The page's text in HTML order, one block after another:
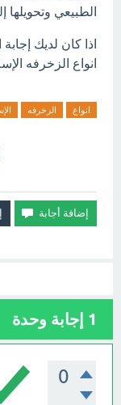
الطبيعي وتحويلها
اذا كان لديك
‏انواع الزخرفه
انواع الزخرفه
1 إجابة وحدة
0